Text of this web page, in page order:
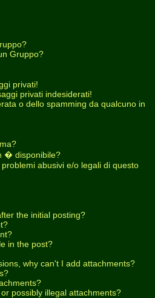
Gruppo?
privati!
privati indesiderati!
o dello spamming da qualcuno in
� disponibile?
abusivi e/o legali di questo
the initial posting?
in the post?
why can't I add attachments?
possibly illegal attachments?